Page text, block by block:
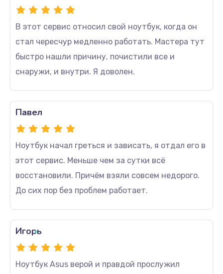
В этот сервис относил свой ноутбук, когда он
стал чересчур медленно работать. Мастера тут
быстро нашли причину, почистили все и
снаружи, и внутри. Я доволен.
Ноутбук начал греться и зависать, я отдал его в
этот сервис. Меньше чем за сутки всё
восстановили. Причём взяли совсем недорого.
До сих пор без проблем работает.
Павел
Ноутбук Asus верой и правдой прослужил
Игорь